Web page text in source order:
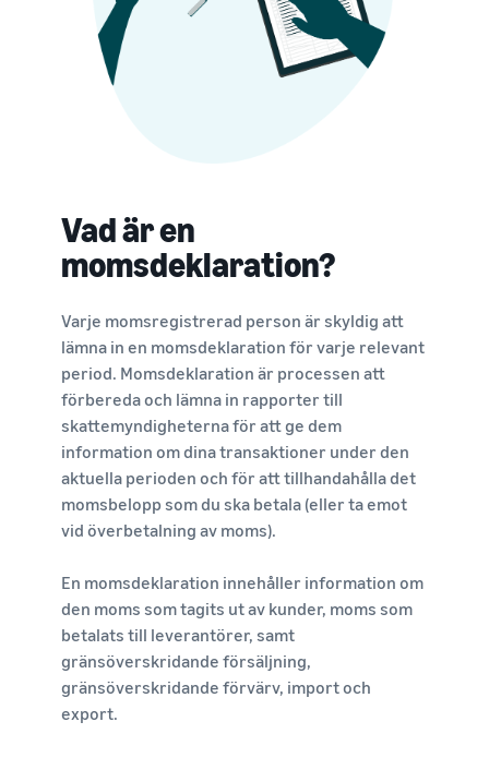
Vad är en
momsdeklaration?
Varje momsregistrerad person är skyldig att
lämna in en momsdeklaration för varje relevant
period. Momsdeklaration är processen att
förbereda och lämna in rapporter till
skattemyndigheterna för att ge dem
information om dina transaktioner under den
aktuella perioden och för att tillhandahålla det
momsbelopp som du ska betala (eller ta emot
vid överbetalning av moms).
En momsdeklaration innehåller information om
den moms som tagits ut av kunder, moms som
betalats till leverantörer, samt
gränsöverskridande försäljning,
gränsöverskridande förvärv, import och
export.